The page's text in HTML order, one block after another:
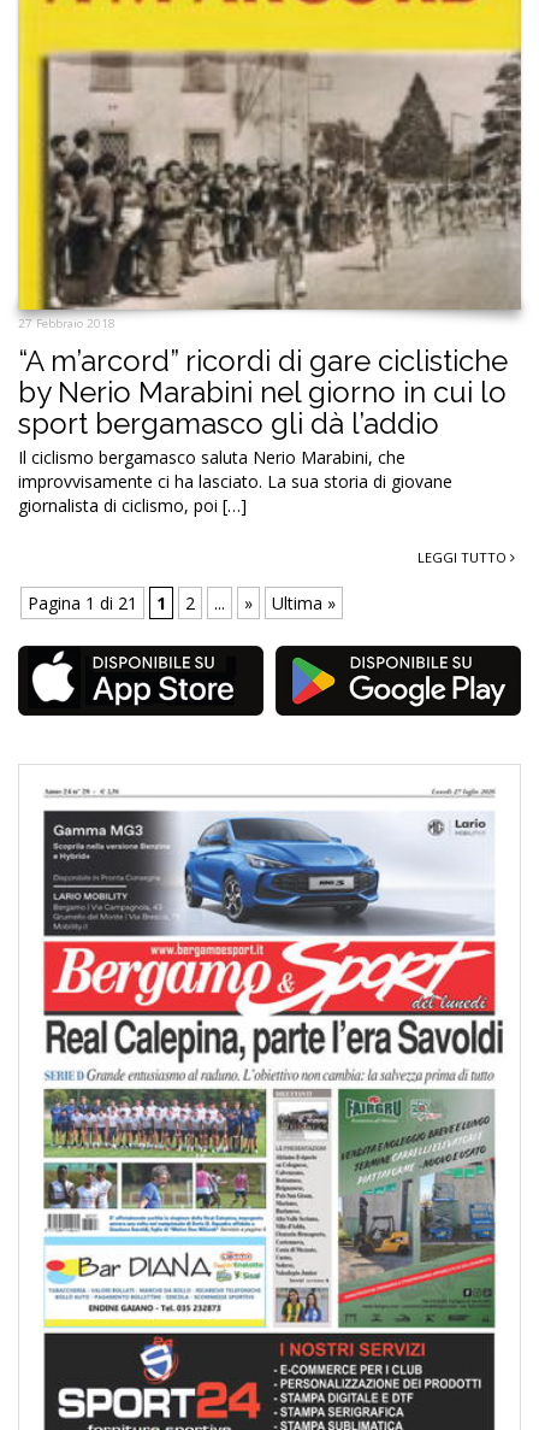
27 Febbraio 2018
“A m’arcord” ricordi di gare ciclistiche
by Nerio Marabini nel giorno in cui lo
sport bergamasco gli dà l’addio
Il ciclismo bergamasco saluta Nerio Marabini, che
improvvisamente ci ha lasciato. La sua storia di giovane
giornalista di ciclismo, poi […]
LEGGI TUTTO
Pagina 1 di 21 1 2 ... » Ultima »